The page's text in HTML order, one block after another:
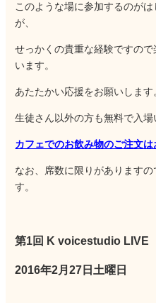
このような場に参加するのが
が、
せっかくの貴重な経験ですの
います。
あたたかい応援をお願いします
生徒さん以外の方も無料で入場
カフェでのお飲み物のご注文は
なお、席数に限りがあります
す。
第1回 K voicestudio LIVE
2016年2月27日土曜日